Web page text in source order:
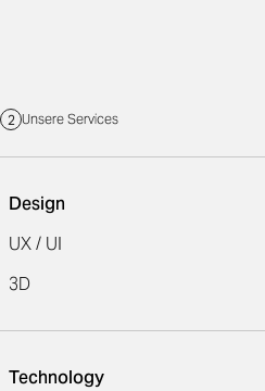
Unsere Services
Design
UX / UI
3D
Technology